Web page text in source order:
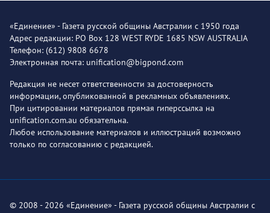
«Единение» - Газета русской общины Австралии с 1950 года
Адрес редакции: PO Box 128 WEST RYDE 1685 NSW AUSTRALIA
Телефон: (612) 9808 6678
Электронная почта: unification@bigpond.com
Редакция не несет ответственности за достоверность
информации, опубликованной в рекламных объявлениях.
При цитировании материалов прямая гиперссылка на
unification.com.au обязательна.
Любое использование материалов и иллюстраций возможно
только по согласованию с редакцией.
© 2008 - 2026 «Единение» - Газета русской общины Австралии с